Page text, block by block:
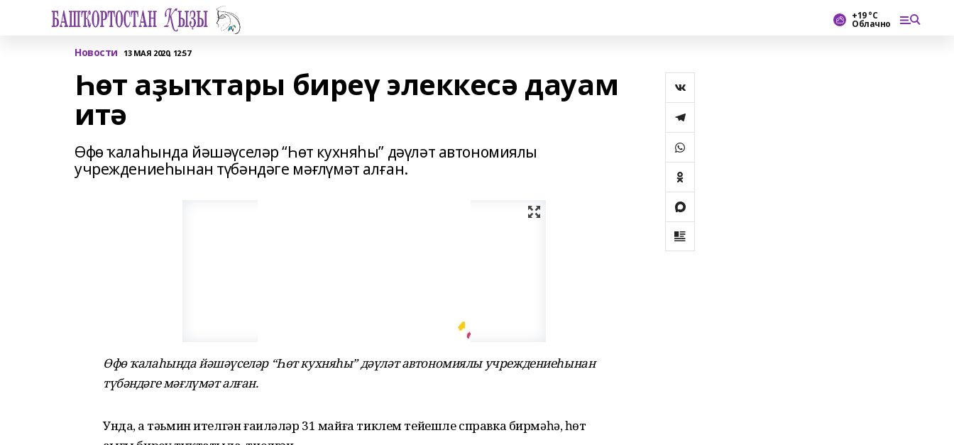
+19 °С
Облачно
Новости 13 МАЯ 2020, 12:57
Һөт аҙыҡтары биреү элеккесә дауам
итә
Өфө ҡалаһында йәшәүселәр “Һөт кухняһы” дәүләт автономиялы
учреждениеһынан түбәндәге мәғлүмәт алған.
Өфө ҡалаһында йәшәүселәр “Һөт кухняһы” дәүләт автономиялы учреждениеһынан
түбәндәге мәғлүмәт алған.
Унда, аҙ тәьмин ителгән ғаиләләр 31 майға тиклем тейешле справка бирмәһә, һөт